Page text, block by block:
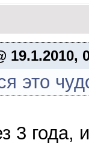
19.1.2010,
это
3 года,